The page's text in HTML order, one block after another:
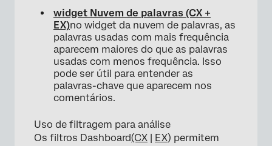
widget Nuvem de palavras (CX +
EX)no widget da nuvem de palavras, as
palavras usadas com mais frequência
aparecem maiores do que as palavras
usadas com menos frequência. Isso
pode ser útil para entender as
palavras-chave que aparecem nos
comentários.
Uso de filtragem para análise
Os filtros Dashboard(CX | EX) permitem